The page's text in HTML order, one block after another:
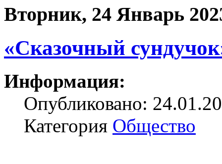
Вторник, 24 Январь
«Сказочный
Информация:
Опубликовано:
Категория Общество